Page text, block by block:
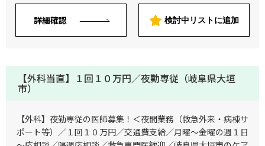
往診が必要と判断した場合に待機医師へ出
動を依頼します／また患者様への対応方法
について、看護師から相談を受ける場合が
不安がある場合は、院長へ相談することが
可能です ※看取り件数：約400件/年 ※コ
NTTエレクトロニクステクノ（モバカ
ル）】
詳細確認 検討中リストに追加
【外科当直】１回１０万円／夜勤専従（岐阜県大垣
市）
【外科】夜勤専従の医師募集！＜夜間業務（救急外来・病棟サ
ポート等）／１回１０万円／交通費支給／月曜～金曜の週１日